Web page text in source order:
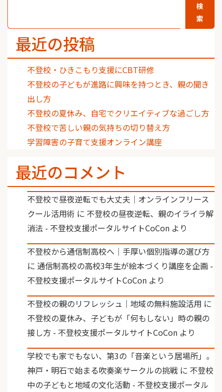
検
索
最近の投稿
不登校・ひきこもり支援にCBT研修
不登校の子どもが進路に興味を持つとき、親の聞き
出し方
不登校の夏休み、自宅でクリエイティブな過ごし方
不登校で苦しい親の気持ちの切り替え方
学習障害の子育て支援オンライン講座
最近のコメント
不登校で昼夜逆転でも大丈夫｜オンラインフリース
クール活用術 に 不登校の昼夜逆転、親のイライラ解
消法 - 不登校支援ポータルサイトCoCon より
不登校から通信制高校へ｜手厚い個別指導の選び方
に 通信制高校の高校3年生が絵本づくり講座を企画 -
不登校支援ポータルサイトCoCon より
不登校の親のリフレッシュ｜地域の無料施設活用 に
不登校の夏休み、子どもが「何もしない」時の親の
接し方 - 不登校支援ポータルサイトCoCon より
学校でも家でもない、第3の「音楽という居場所」。
神戸・明石で始まる吹奏楽サークルの挑戦 に 不登校
中の子どもと地域の文化活動 - 不登校支援ポータル